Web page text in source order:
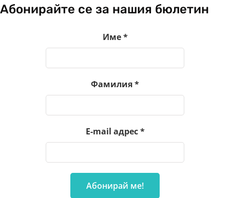
Абонирайте се за нашия бюлетин
Име*
Фамилия*
E-mail адрес*